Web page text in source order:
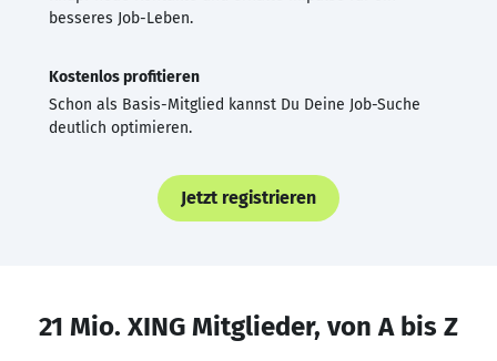
besseres Job-Leben.
Kostenlos profitieren
Schon als Basis-Mitglied kannst Du Deine Job-Suche
deutlich optimieren.
Jetzt registrieren
21 Mio. XING Mitglieder, von A bis Z